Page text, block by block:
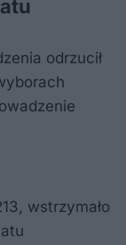
odrzucił
wstrzymało